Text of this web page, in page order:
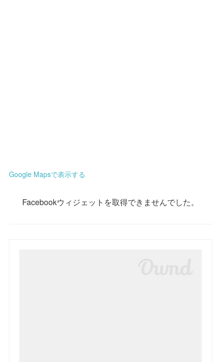
Google Mapsで表示する
Facebookウィジェットを取得できませんでした。